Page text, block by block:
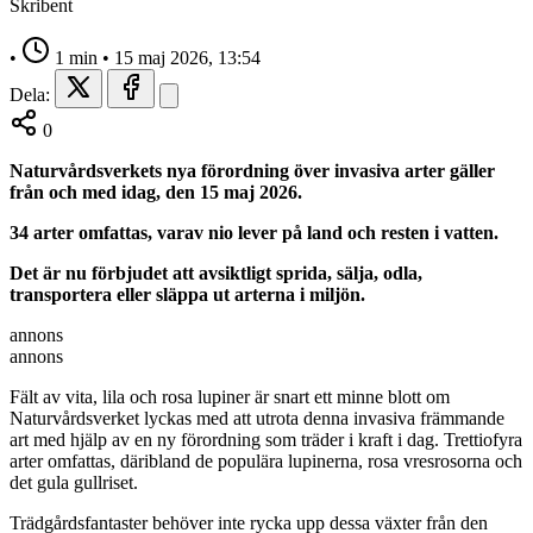
Skribent
• 1 min • 15 maj 2026, 13:54
Dela:
0
Naturvårdsverkets nya förordning över invasiva arter gäller
från och med idag, den 15 maj 2026.
34 arter omfattas, varav nio lever på land och resten i vatten.
Det är nu förbjudet att avsiktligt sprida, sälja, odla,
transportera eller släppa ut arterna i miljön.
annons
annons
Fält av vita, lila och rosa lupiner är snart ett minne blott om
Naturvårdsverket lyckas med att utrota denna invasiva främmande
art med hjälp av en ny förordning som träder i kraft i dag. Trettiofyra
arter omfattas, däribland de populära lupinerna, rosa vresrosorna och
det gula gullriset.
Trädgårdsfantaster behöver inte rycka upp dessa växter från den